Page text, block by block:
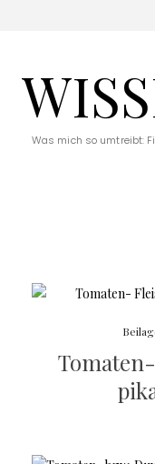
Was mich so umtreibt: